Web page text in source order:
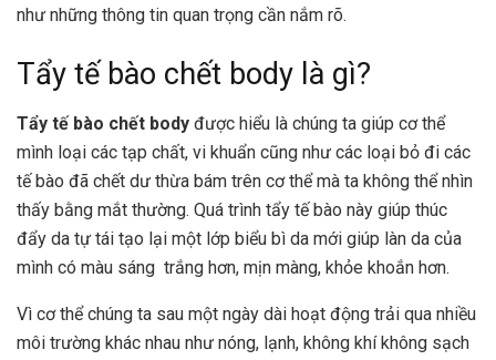
như những thông tin quan trọng cần nắm rõ.
Tẩy tế bào chết body là gì?
Tẩy tế bào chết body được hiểu là chúng ta giúp cơ thể
mình loại các tạp chất, vi khuẩn cũng như các loại bỏ đi các
tế bào đã chết dư thừa bám trên cơ thể mà ta không thể nhìn
thấy bằng mắt thường. Quá trình tẩy tế bào này giúp thúc
đẩy da tự tái tạo lại một lớp biểu bì da mới giúp làn da của
mình có màu sáng trắng hơn, mịn màng, khỏe khoắn hơn.
Vì cơ thể chúng ta sau một ngày dài hoạt động trải qua nhiều
môi trường khác nhau như nóng, lạnh, không khí không sạch